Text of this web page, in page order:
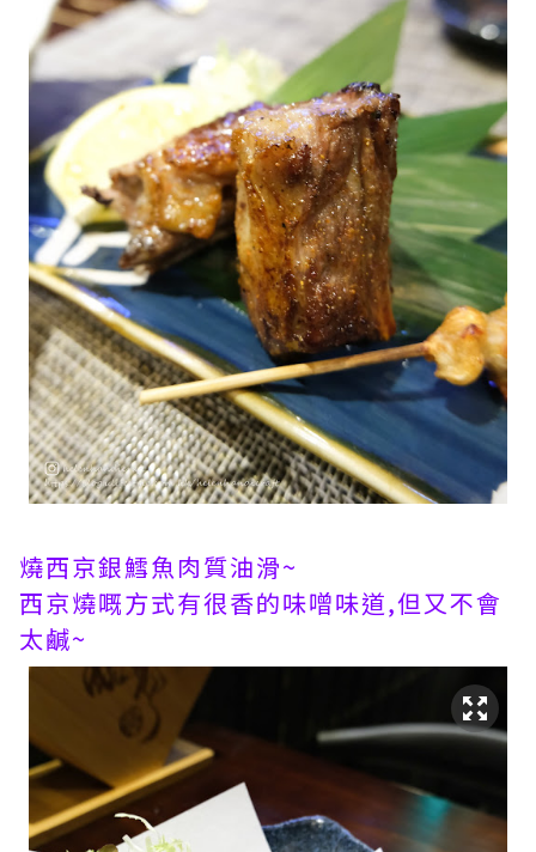
燒西京銀鱈魚肉質油滑~
西京燒嘅方式有很香的味噌味道,但又不會
太鹹~